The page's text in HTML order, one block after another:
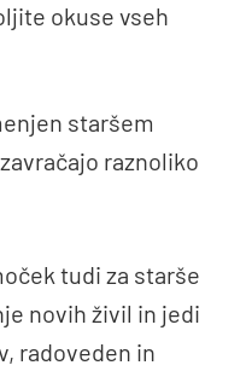
okuse vseh
staršem
raznoliko
tudi za starše
novih živil in jedi
radoveden in